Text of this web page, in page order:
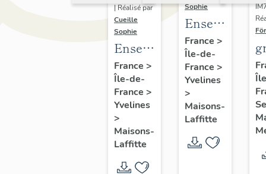
| Réalisé par
Cueille
Sophie
Ensemble
de
quatre
sculptures
grandeur
nature
: les
Quatre
France >
Île-de-
France >
Yvelines
>
Maisons-
Laffitte
Sophie
Ensemble
de
décors
France >
Île-de-
France >
Yvelines
>
Maisons-
Laffitte